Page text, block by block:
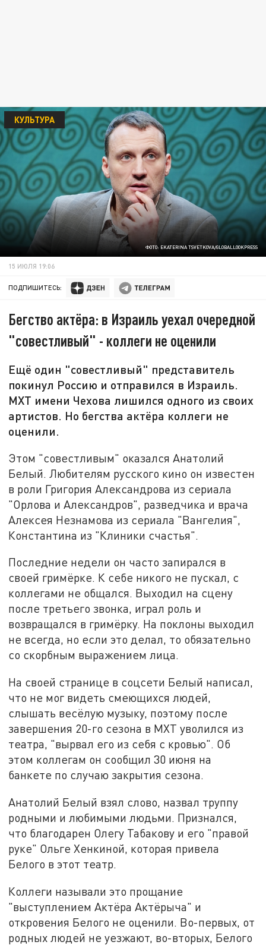
ФОТО: EKATERINA TSVETKOVA/GLOBALLOOKPRESS
КУЛЬТУРА
15 ИЮЛЯ 19:06
ПОДПИШИТЕСЬ:
Бегство актёра: в Израиль уехал очередной
"совестливый" - коллеги не оценили
Ещё один "совестливый" представитель
покинул Россию и отправился в Израиль.
МХТ имени Чехова лишился одного из своих
артистов. Но бегства актёра коллеги не
оценили.
Этом "совестливым" оказался Анатолий
Белый. Любителям русского кино он известен
в роли Григория Александрова из сериала
"Орлова и Александров", разведчика и врача
Алексея Незнамова из сериала "Вангелия",
Константина из "Клиники счастья".
Последние недели он часто запирался в
своей гримёрке. К себе никого не пускал, с
коллегами не общался. Выходил на сцену
после третьего звонка, играл роль и
возвращался в гримёрку. На поклоны выходил
не всегда, но если это делал, то обязательно
со скорбным выражением лица.
На своей странице в соцсети Белый написал,
что не мог видеть смеющихся людей,
слышать весёлую музыку, поэтому после
завершения 20-го сезона в МХТ уволился из
театра, "вырвал его из себя с кровью". Об
этом коллегам он сообщил 30 июня на
банкете по случаю закрытия сезона.
Анатолий Белый взял слово, назвал труппу
родными и любимыми людьми. Признался,
что благодарен Олегу Табакову и его "правой
руке" Ольге Хенкиной, которая привела
Белого в этот театр.
Коллеги называли это прощание
"выступлением Актёра Актёрыча" и
откровения Белого не оценили. Во-первых, от
родных людей не уезжают, во-вторых, Белого